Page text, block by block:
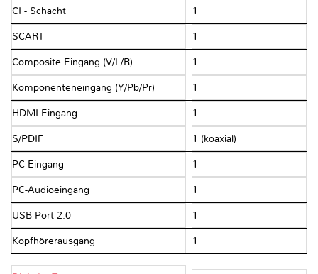
CI - Schacht 1
SCART 1
Composite Eingang (V/L/R) 1
Komponenteneingang (Y/Pb/Pr) 1
HDMI-Eingang 1
S/PDIF 1 (koaxial)
PC-Eingang 1
PC-Audioeingang 1
USB Port 2.0 1
Kopfhörerausgang 1